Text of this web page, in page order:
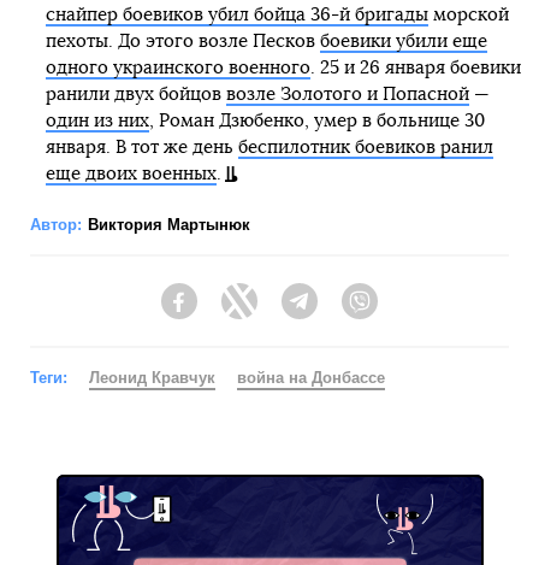
снайпер боевиков убил бойца 36-й бригадыморской
пехоты. До этого возле Песков боевики убили еще
одного украинского военного. 25 и 26 января боевики
ранили двух бойцов возле Золотого и Попасной—
один из них, Роман Дзюбенко, умер в больнице 30
января. В тот же день беспилотник боевиков ранил
еще двоих военных.
Автор: Виктория Мартынюк
FacebookTwitter Telegram
Теги: Леонид Кравчук война на Донбассе